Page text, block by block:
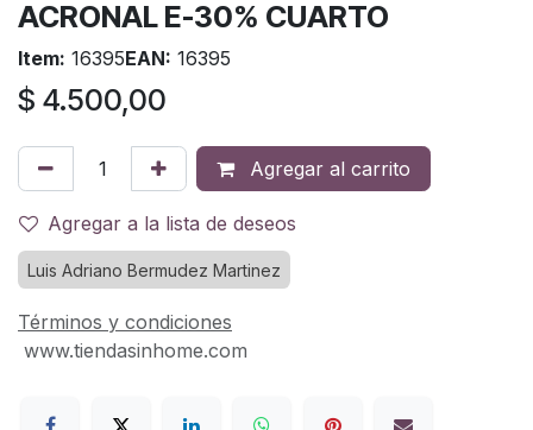
ACRONAL E-30% CUARTO
Item: 16395EAN: 16395
$ 4.500,00
Agregar al carrito
Agregar a la lista de deseos
Luis Adriano Bermudez Martinez
Términos y condiciones
www.tiendasinhome.com